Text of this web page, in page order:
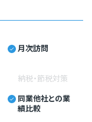
月次訪問
納税・節税対策
同業他社との業
績比較